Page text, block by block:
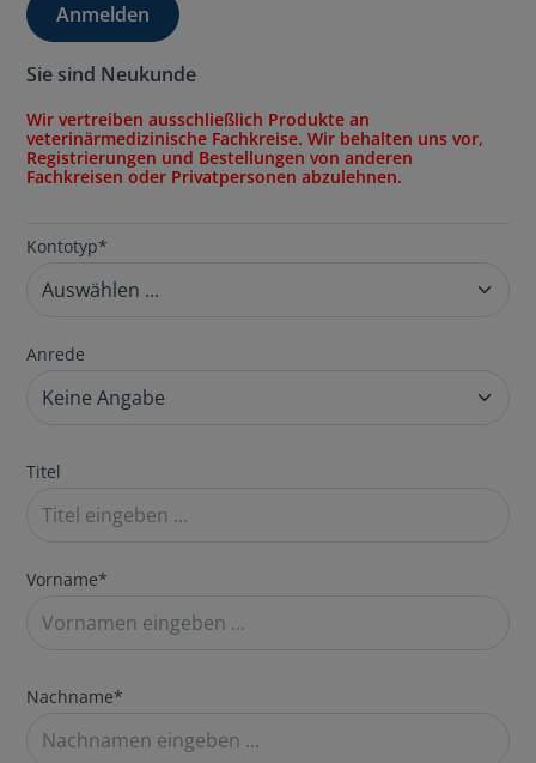
Anmelden
Sie sind Neukunde
Wir vertreiben ausschließlich Produkte an
veterinärmedizinische Fachkreise. Wir behalten uns vor,
Registrierungen und Bestellungen von anderen
Fachkreisen oder Privatpersonen abzulehnen.
Kontotyp*
Anrede
Titel
Vorname*
Nachname*